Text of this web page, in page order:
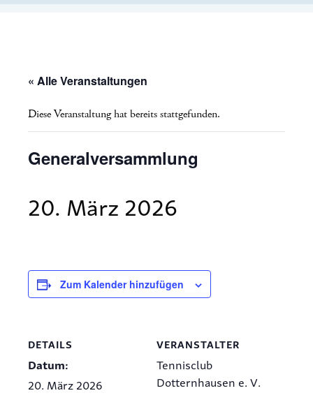
« Alle Veranstaltungen
Diese Veranstaltung hat bereits stattgefunden.
Generalversammlung
20. März 2026
Zum Kalender hinzufügen
DETAILS
Datum:
20. März 2026
VERANSTALTER
Tennisclub
Dotternhausen e. V.